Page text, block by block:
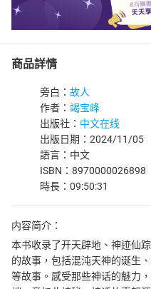
商品詳情
旁白： 故人
作者： 竭宝峰
出版社： 中文在线
出版日期：2024/11/05
語言：中文
ISBN：8970000026898
時長：09:50:31
内容简介：
本书收录了开天辟地、神迹仙
的故事，包括混沌天神的诞生
等故事。感受那些神话的魅力